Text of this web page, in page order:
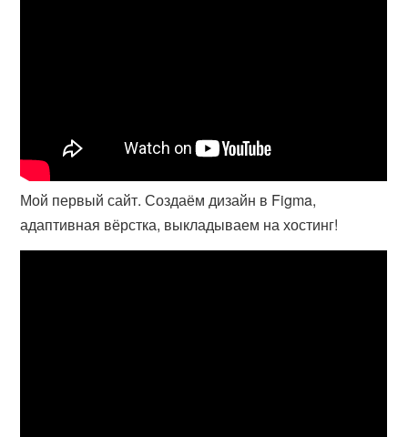
Мой первый сайт. Создаём дизайн в Figma,
адаптивная вёрстка, выкладываем на хостинг!